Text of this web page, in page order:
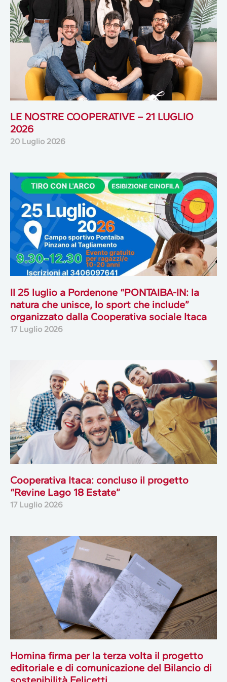
LE NOSTRE COOPERATIVE – 21 LUGLIO
2026
20 Luglio 2026
Il 25 luglio a Pordenone “PONTAIBA-IN: la
natura che unisce, lo sport che include”
organizzato dalla Cooperativa sociale Itaca
17 Luglio 2026
Cooperativa Itaca: concluso il progetto
“Revine Lago 18 Estate”
17 Luglio 2026
Homina firma per la terza volta il progetto
editoriale e di comunicazione del Bilancio di